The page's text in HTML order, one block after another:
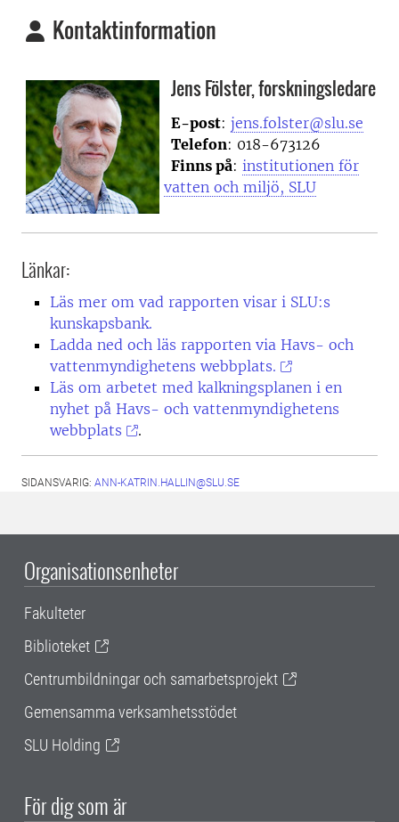
Kontaktinformation
Jens Fölster, forskningsledare
E-post: jens.folster@slu.se
Telefon: 018-673126
Finns på: institutionen för
vatten och miljö, SLU
Länkar:
Läs mer om vad rapporten visar i SLU:s
kunskapsbank.
Ladda ned och läs rapporten via Havs- och
vattenmyndighetens webbplats.
Läs om arbetet med kalkningsplanen i en
nyhet på Havs- och vattenmyndighetens
webbplats
.
SIDANSVARIG: ANN-KATRIN.HALLIN@SLU.SE
Organisationsenheter
Fakulteter
Biblioteket
Centrumbildningar och samarbetsprojekt
Gemensamma verksamhetsstödet
SLU Holding
För dig som är